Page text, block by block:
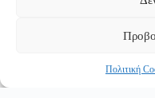
Πολιτική